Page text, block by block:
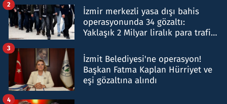
İzmir merkezli yasa dışı bahis
operasyonunda 34 gözaltı:
Yaklaşık 2 Milyar liralık para trafiği
2
İzmit Belediyesi'ne operasyon!
Başkan Fatma Kaplan Hürriyet ve
eşi gözaltına alındı
3
4